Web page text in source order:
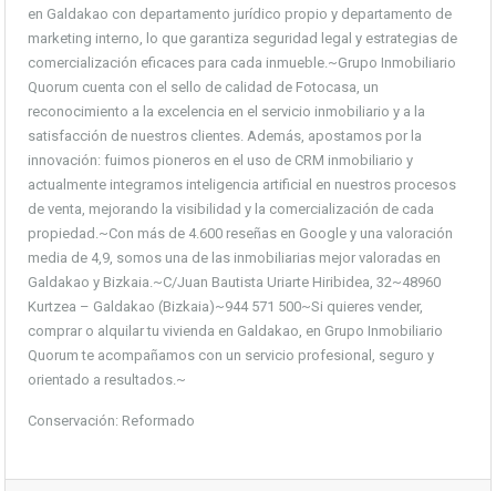
en Galdakao con departamento jurídico propio y departamento de
marketing interno, lo que garantiza seguridad legal y estrategias de
comercialización eficaces para cada inmueble.~Grupo Inmobiliario
Quorum cuenta con el sello de calidad de Fotocasa, un
reconocimiento a la excelencia en el servicio inmobiliario y a la
satisfacción de nuestros clientes. Además, apostamos por la
innovación: fuimos pioneros en el uso de CRM inmobiliario y
actualmente integramos inteligencia artificial en nuestros procesos
de venta, mejorando la visibilidad y la comercialización de cada
propiedad.~Con más de 4.600 reseñas en Google y una valoración
media de 4,9, somos una de las inmobiliarias mejor valoradas en
Galdakao y Bizkaia.~C/Juan Bautista Uriarte Hiribidea, 32~48960
Kurtzea – Galdakao (Bizkaia)~944 571 500~Si quieres vender,
comprar o alquilar tu vivienda en Galdakao, en Grupo Inmobiliario
Quorum te acompañamos con un servicio profesional, seguro y
orientado a resultados.~
Conservación: Reformado